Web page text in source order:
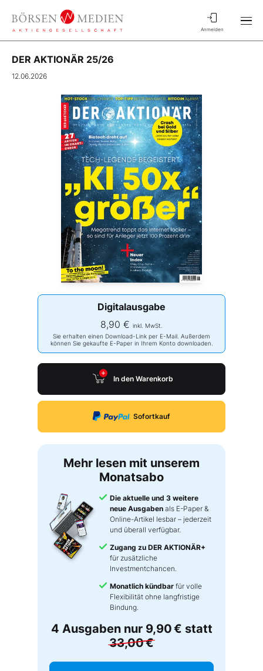
Anmelden
DER AKTIONÄR 25/26
12.06.2026
Digitalausgabe
8,90 € inkl. MwSt.
Sie erhalten einen Download-Link per E-Mail. Außerdem
können Sie gekaufte E-Paper in Ihrem Konto downloaden.
In den Warenkorb
Sofortkauf
Mehr lesen mit unserem
Monatsabo
Die aktuelle und 3 weitere
neue Ausgaben als E-Paper &
Online-Artikel lesbar – jederzeit
und überall verfügbar.
Zugang zu DER AKTIONÄR+
für zusätzliche
Investmentchancen.
Monatlich kündbar für volle
Flexibilität ohne langfristige
Bindung.
4 Ausgaben nur 9,90 € statt
33,00 €